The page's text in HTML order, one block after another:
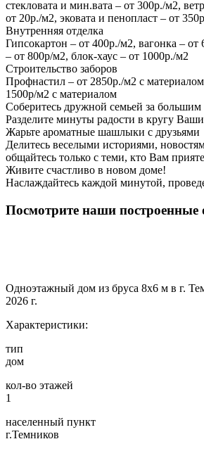
стекловата и мин.вата – от 300р./м2,
от 20р./м2, эковата и пенопласт – от
Внутренняя отделка
Гипсокартон – от 400р./м2, вагонка – от
– от 800р/м2, блок-хаус – от 1000р./м2
Строительство заборов
Профнастил – от 2850р./м2 с
1500р/м2 с материалом
Соберитесь дружной семьей за большим
Разделите минуты радости в кругу
Жарьте ароматные шашлыки с друзьями
Делитесь веселыми историями,
общайтесь только с теми, кто Вам
Живите счастливо в новом доме!
Наслаждайтесь каждой минутой,
Посмотрите наши построенные
Одноэтажный дом из бруса 8х6 м в г.
2026 г.
Характеристики:
тип
дом
кол-во этажей
1
населенный пункт
г.Темников